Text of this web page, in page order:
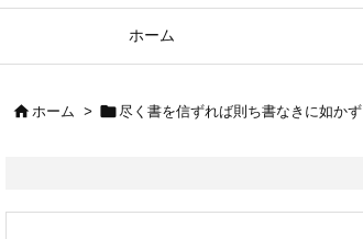
ホーム
ホーム > 尽く書を信ずれば則ち書なきに如かず